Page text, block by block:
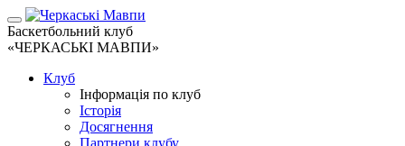
Баскетбольний клуб
«ЧЕРКАСЬКІ МАВПИ»
Клуб
Інформація по клуб
Історія
Досягнення
Партнери клубу